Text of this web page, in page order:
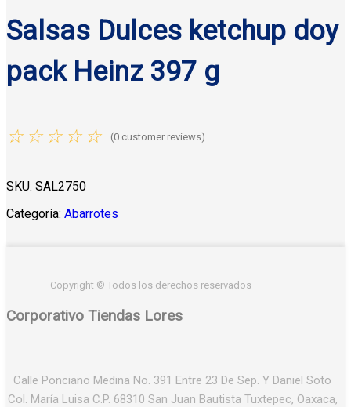
Salsas Dulces ketchup doy
pack Heinz 397 g
☆ ☆ ☆ ☆ ☆ (0 customer reviews)
SKU: SAL2750
Categoría: Abarrotes
Copyright © Todos los derechos reservados
Corporativo Tiendas Lores
Calle Ponciano Medina No. 391 Entre 23 De Sep. Y Daniel Soto
Col. María Luisa C.P. 68310 San Juan Bautista Tuxtepec, Oaxaca,